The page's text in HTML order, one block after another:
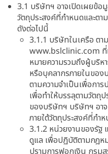
3.1 บริษัทฯ อาจเปิดเผยข้อ
วัตถุประสงค์ที่กำหนดและต
ดังต่อไปนี้
3.1.1 บริษัทในเครือ ตา
www.bslclinic.com
หมายความรวมถึงผู้บริห
หรือบุคลากรภายในของ
ตามความจำเป็นเพื่อกา
เพื่อทำให้บรรลุตามวัตถุ
ของบริษัทฯ บริษัทฯ อา
ภายใต้วัตถุประสงค์ที่กำ
3.1.2 หน่วยงานของรัฐ
ดูแล เพื่อปฏิบัติตามกฎห
ปรามการฟอกเงิน กรม